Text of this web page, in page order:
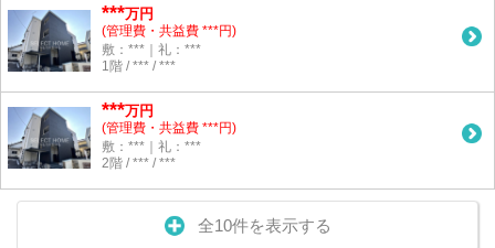
***万円
(管理費・共益費 ***円)
敷：***｜礼：***
1階 / *** / ***
***万円
(管理費・共益費 ***円)
敷：***｜礼：***
2階 / *** / ***
全10件を表示する